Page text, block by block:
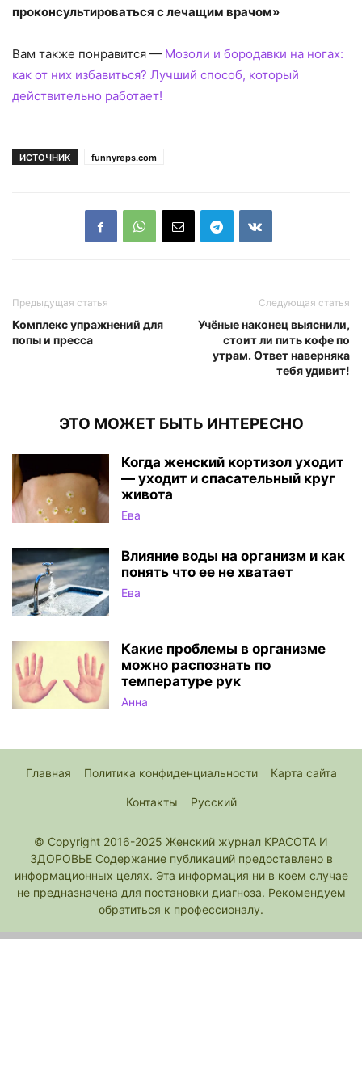
проконсультироваться с лечащим врачом»
Вам также понравится — Мозоли и бородавки на ногах:
как от них избавиться? Лучший способ, который
действительно работает!
ИСТОЧНИК funnyreps.com
Предыдущая статья
Комплекс упражнений для
попы и пресса
Следующая статья
Учёные наконец выяснили,
стоит ли пить кофе по
утрам. Ответ наверняка
тебя удивит!
ЭТО МОЖЕТ БЫТЬ ИНТЕРЕСНО
Когда женский кортизол уходит
— уходит и спасательный круг
живота
Ева
Влияние воды на организм и как
понять что ее не хватает
Ева
Какие проблемы в организме
можно распознать по
температуре рук
Анна
Главная Политика конфиденциальности Карта сайта
Контакты Русский
© Copyright 2016-2025 Женский журнал КРАСОТА И
ЗДОРОВЬЕ Содержание публикаций предоставлено в
информационных целях. Эта информация ни в коем случае
не предназначена для постановки диагноза. Рекомендуем
обратиться к профессионалу.